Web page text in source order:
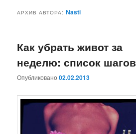
АРХИВ АВТОРА: Nasti
Как убрать живот за
неделю: список шагов
Опубликовано02.02.2013